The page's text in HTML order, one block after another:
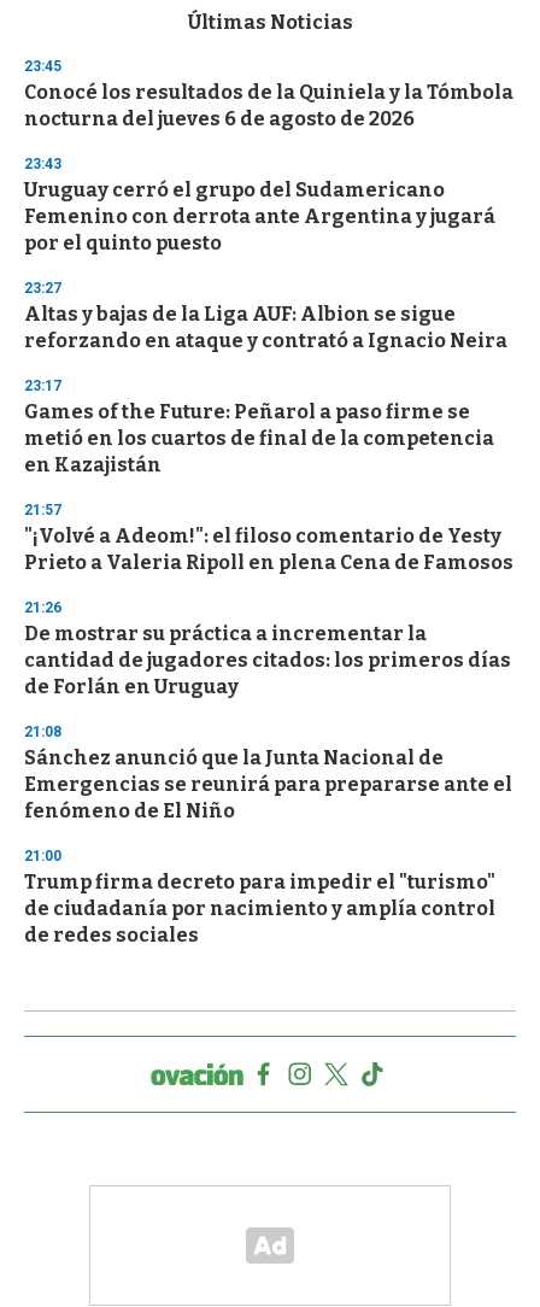
d
s
o
f
3
s
e
c
o
d
s
Últimas Noticias
23:45
Conocé los resultados de la Quiniela y la Tómbola
nocturna del jueves 6 de agosto de 2026
23:43
Uruguay cerró el grupo del Sudamericano
Femenino con derrota ante Argentina y jugará
por el quinto puesto
23:27
Altas y bajas de la Liga AUF: Albion se sigue
reforzando en ataque y contrató a Ignacio Neira
23:17
Games of the Future: Peñarol a paso firme se
metió en los cuartos de final de la competencia
en Kazajistán
21:57
"¡Volvé a Adeom!": el filoso comentario de Yesty
Prieto a Valeria Ripoll en plena Cena de Famosos
21:26
De mostrar su práctica a incrementar la
cantidad de jugadores citados: los primeros días
de Forlán en Uruguay
21:08
Sánchez anunció que la Junta Nacional de
Emergencias se reunirá para prepararse ante el
fenómeno de El Niño
21:00
Trump firma decreto para impedir el "turismo"
de ciudadanía por nacimiento y amplía control
de redes sociales